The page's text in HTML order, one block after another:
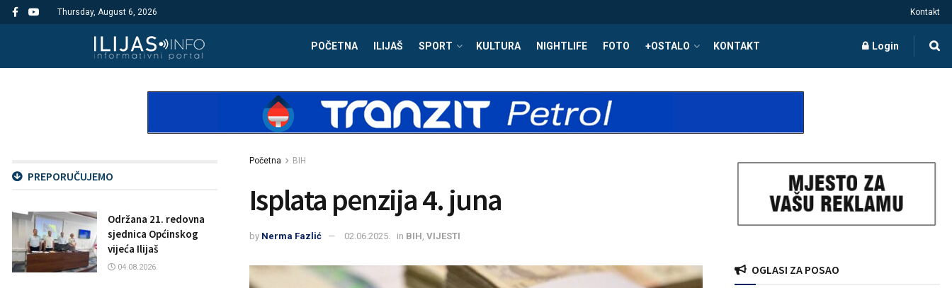
Thursday, August 6, 2026 Kontakt
POČETNA ILIJAŠ SPORT KULTURA NIGHTLIFE FOTO +OSTALO KONTAKT Login
Početna BIH
Isplata penzija 4. juna
by Nerma Fazlić 02.06.2025. in BIH VIJESTI
PREPORUČUJEMO
Održana 21. redovna
sjednica Općinskog
vijeća Ilijaš
04.08.2026. OGLASI ZA POSAO